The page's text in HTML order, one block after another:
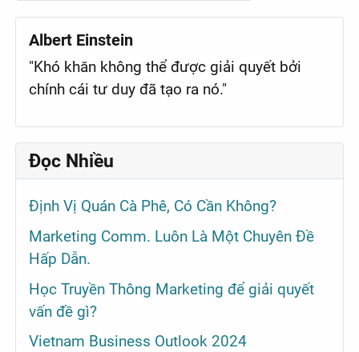
Albert Einstein
"Khó khăn không thể được giải quyết bởi
chính cái tư duy đã tạo ra nó."
Đọc Nhiều
Định Vị Quán Cà Phê, Có Cần Không?
Marketing Comm. Luôn Là Một Chuyên Đề
Hấp Dẫn.
Học Truyền Thông Marketing để giải quyết
vấn đề gì?
Vietnam Business Outlook 2024